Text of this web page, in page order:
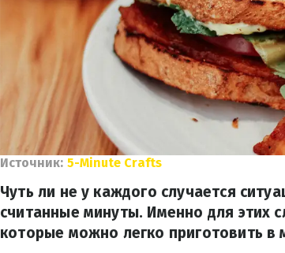
Источник: 5-Minute Crafts
Чуть ли не у каждого случается
считанные минуты. Именно для этих
которые можно легко приготовить в